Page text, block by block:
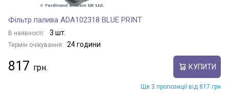
Фільтр палива ADA102318 BLUE PRINT
В наявності: 3 шт.
Термін очікування: 24 години
817 КУПИТИ
Ще 3 пропозиції від 817 грн